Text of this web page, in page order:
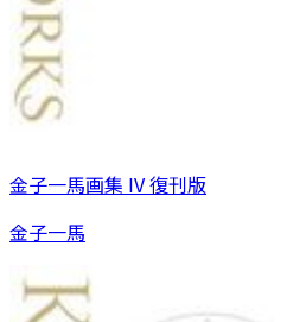
金子一馬画集 IV 復刊版
金子一馬